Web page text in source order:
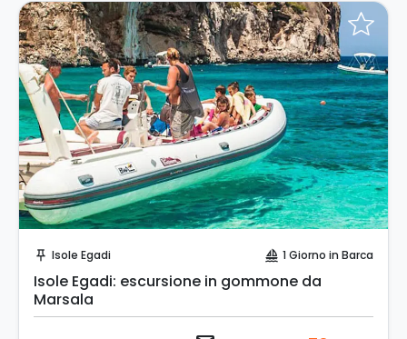
push_pin Isole Egadi sailing 1 Giorno in Barca
Isole Egadi: escursione in gommone da
Marsala